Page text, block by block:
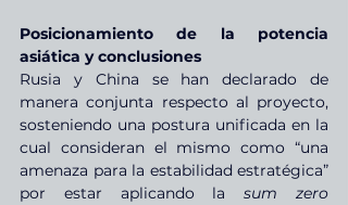
Posicionamiento de la potencia
asiática y conclusiones
Rusia y China se han declarado de
manera conjunta respecto al proyecto,
sosteniendo una postura unificada en la
cual consideran el mismo como “una
amenaza para la estabilidad estratégica”
por estar aplicando la sum zero